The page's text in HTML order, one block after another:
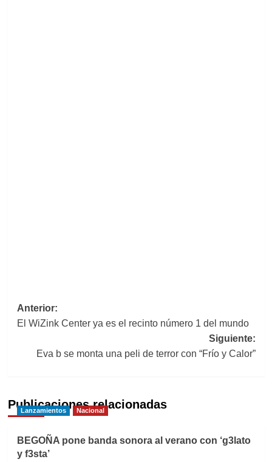
Navegación
de
entradas
Anterior:
El WiZink Center ya es el recinto número 1 del mundo
Siguiente:
Eva b se monta una peli de terror con “Frío y Calor”
Publicaciones relacionadas
Lanzamientos Nacional
BEGOÑA pone banda sonora al verano con ‘g3lato
y f3sta’